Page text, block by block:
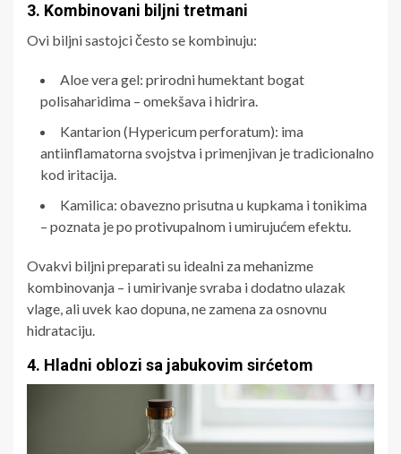
3. Kombinovani biljni tretmani
Ovi biljni sastojci često se kombinuju:
Aloe vera gel: prirodni humektant bogat
polisaharidima – omekšava i hidrira.
Kantarion (Hypericum perforatum): ima
antiinflamatorna svojstva i primenjivan je tradicionalno
kod iritacija.
Kamilica: obavezno prisutna u kupkama i tonikima
– poznata je po protivupalnom i umirujućem efektu.
Ovakvi biljni preparati su idealni za mehanizme
kombinovanja – i umirivanje svraba i dodatno ulazak
vlage, ali uvek kao dopuna, ne zamena za osnovnu
hidrataciju.
4. Hladni oblozi sa jabukovim sirćetom